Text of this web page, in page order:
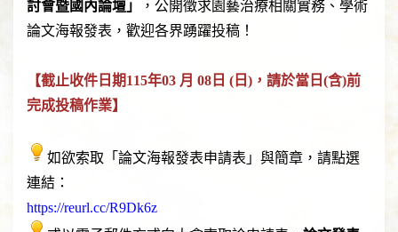
討會暨國內論壇」
，公開徵求園藝治療相關實務、學術
論文海報發表，歡迎各界踴躍投稿！
【截止收件日期115年03 月 08日 (日)，請於當日(含)前
完成投稿作業】
如欲索取「論文海報發表申請表」與簡章，請點選
連結：
https://reurl.cc/R9Dk6z